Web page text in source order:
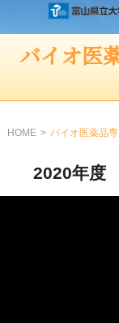
バイオ医
HOME バイオ医薬品
2020年度